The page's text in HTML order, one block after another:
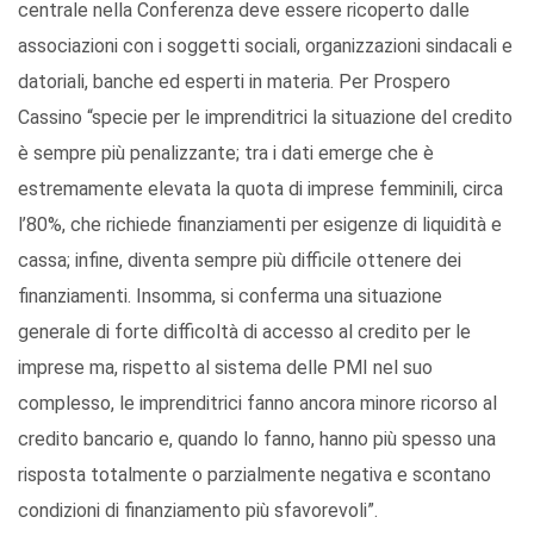
centrale nella Conferenza deve essere ricoperto dalle
associazioni con i soggetti sociali, organizzazioni sindacali e
datoriali, banche ed esperti in materia. Per Prospero
Cassino “specie per le imprenditrici la situazione del credito
è sempre più penalizzante; tra i dati emerge che è
estremamente elevata la quota di imprese femminili, circa
l’80%, che richiede finanziamenti per esigenze di liquidità e
cassa; infine, diventa sempre più difficile ottenere dei
finanziamenti. Insomma, si conferma una situazione
generale di forte difficoltà di accesso al credito per le
imprese ma, rispetto al sistema delle PMI nel suo
complesso, le imprenditrici fanno ancora minore ricorso al
credito bancario e, quando lo fanno, hanno più spesso una
risposta totalmente o parzialmente negativa e scontano
condizioni di finanziamento più sfavorevoli”.